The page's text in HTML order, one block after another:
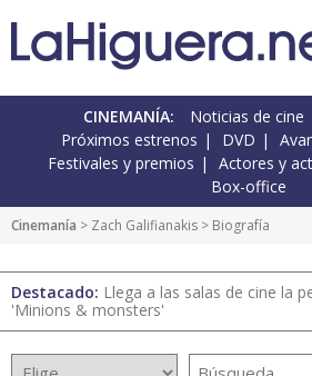
CINEMANÍA: Noticias de cine
Próximos estrenos
DVD
Festivales y premios
Actores y
Box-office
Cinemanía > Zach Galifianakis > Biografía
Destacado: Llega a las salas de cine la
'Minions & monsters'